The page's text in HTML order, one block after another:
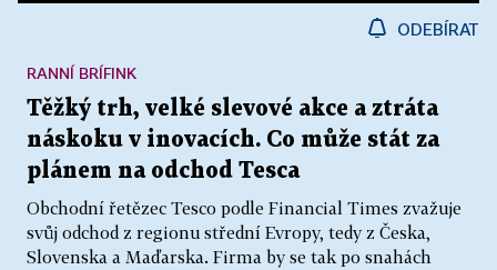
ODEBÍRAT
Těžký trh, velké slevové akce a ztráta
náskoku v inovacích. Co může stát za
plánem na odchod Tesca
Obchodní řetězec Tesco podle Financial Times zvažuje
svůj odchod z regionu střední Evropy, tedy z Česka,
Slovenska a Maďarska. Firma by se tak po snahách
RANNÍ BRÍFINK